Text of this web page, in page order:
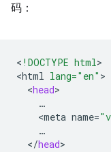
码：
< !DOCTYPE html>
<html lang="en"
<head
<meta name=
</head